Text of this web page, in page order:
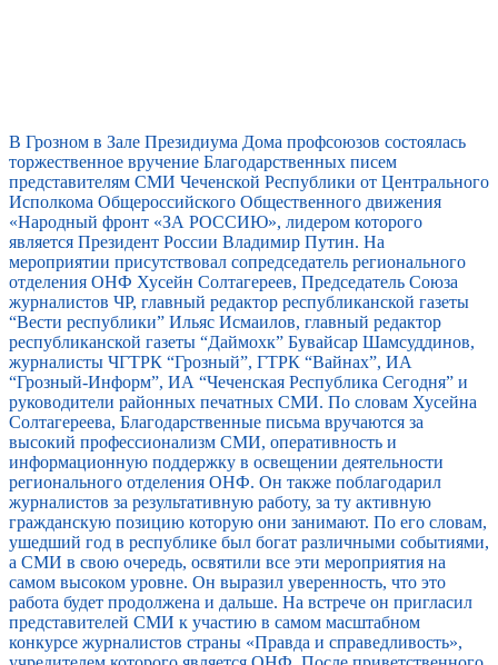
В Грозном в Зале Президиума Дома профсоюзов состоялась
торжественное вручение Благодарственных писем
представителям СМИ Чеченской Республики от Центрального
Исполкома Общероссийского Общественного движения
«Народный фронт «ЗА РОССИЮ», лидером которого
является Президент России Владимир Путин. На
мероприятии присутствовал сопредседатель регионального
отделения ОНФ Хусейн Солтагереев, Председатель Союза
журналистов ЧР, главный редактор республиканской газеты
“Вести республики” Ильяс Исмаилов, главный редактор
республиканской газеты “Даймохк” Бувайсар Шамсуддинов,
журналисты ЧГТРК “Грозный”, ГТРК “Вайнах”, ИА
“Грозный-Информ”, ИА “Чеченская Республика Сегодня” и
руководители районных печатных СМИ. По словам Хусейна
Солтагереева, Благодарственные письма вручаются за
высокий профессионализм СМИ, оперативность и
информационную поддержку в освещении деятельности
регионального отделения ОНФ. Он также поблагодарил
журналистов за результативную работу, за ту активную
гражданскую позицию которую они занимают. По его словам,
ушедший год в республике был богат различными событиями,
а СМИ в свою очередь, освятили все эти мероприятия на
самом высоком уровне. Он выразил уверенность, что это
работа будет продолжена и дальше. На встрече он пригласил
представителей СМИ к участию в самом масштабном
конкурсе журналистов страны «Правда и справедливость»,